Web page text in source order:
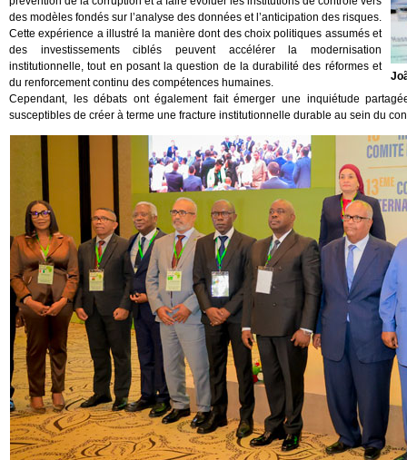
des modèles fondés sur l’analyse des données et l’anticipation des risques.
Cette expérience a illustré la manière dont des choix politiques assumés et
des investissements ciblés peuvent accélérer la modernisation
institutionnelle, tout en posant la question de la durabilité des réformes et
du renforcement continu des compétences humaines.
Cependant, les débats ont également fait émerger une inquiétude
susceptibles de créer à terme une fracture institutionnelle durable au sein du